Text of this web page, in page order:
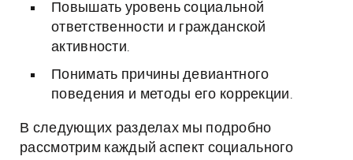
Повышать уровень социальной
ответственности и гражданской
активности.
Понимать причины девиантного
поведения и методы его коррекции.
В следующих разделах мы подробно
рассмотрим каждый аспект социального